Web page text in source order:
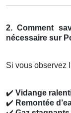
2. Comment
nécessaire sur
Si vous observez
✔️ Vidange
✔️ Remontée